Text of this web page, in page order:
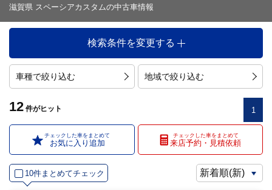
滋賀県 スペーシアカスタムの中古車情報
検索条件を変更する
車種で絞り込む 地域で絞り込む
12 件がヒット 1
チェックした車をまとめて
お気に入り追加
チェックした車をまとめて
来店予約・見積依頼
10件まとめてチェック